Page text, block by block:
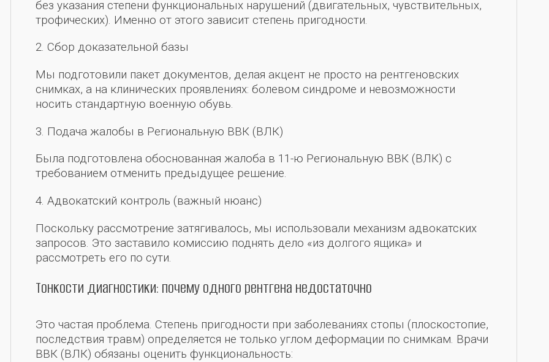
без указания степени функциональных нарушений (двигательных, чувствительных,
трофических). Именно от этого зависит степень пригодности.
2. Сбор доказательной базы
Мы подготовили пакет документов, делая акцент не просто на рентгеновских
снимках, а на клинических проявлениях: болевом синдроме и невозможности
носить стандартную военную обувь.
3. Подача жалобы в Региональную ВВК (ВЛК)
Была подготовлена обоснованная жалоба в 11-ю Региональную ВВК (ВЛК) с
требованием отменить предыдущее решение.
4. Адвокатский контроль (важный нюанс)
Поскольку рассмотрение затягивалось, мы использовали механизм адвокатских
запросов. Это заставило комиссию поднять дело «из долгого ящика» и
рассмотреть его по сути.
Тонкости диагностики: почему одного рентгена недостаточно
Это частая проблема. Степень пригодности при заболеваниях стопы (плоскостопие,
последствия травм) определяется не только углом деформации по снимкам. Врачи
ВВК (ВЛК) обязаны оценить функциональность: